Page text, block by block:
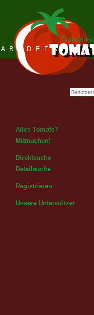
A B C D E F G H I J K
Alles Tomate?
Mitmachen!
Direktsuche
Detailsuche
Registrieren
Unsere Unterstützer